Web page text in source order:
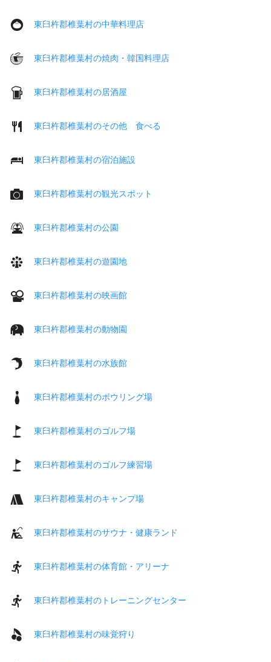
東臼杵郡椎葉村の中華料理店
東臼杵郡椎葉村の焼肉・韓国料理店
東臼杵郡椎葉村の居酒屋
東臼杵郡椎葉村のその他 食べる
東臼杵郡椎葉村の宿泊施設
東臼杵郡椎葉村の観光スポット
東臼杵郡椎葉村の公園
東臼杵郡椎葉村の遊園地
東臼杵郡椎葉村の映画館
東臼杵郡椎葉村の動物園
東臼杵郡椎葉村の水族館
東臼杵郡椎葉村のボウリング場
東臼杵郡椎葉村のゴルフ場
東臼杵郡椎葉村のゴルフ練習場
東臼杵郡椎葉村のキャンプ場
東臼杵郡椎葉村のサウナ・健康ランド
東臼杵郡椎葉村の体育館・アリーナ
東臼杵郡椎葉村のトレーニングセンター
東臼杵郡椎葉村の味覚狩り